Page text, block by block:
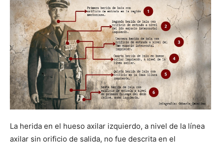
La herida en el hueso axilar izquierdo, a nivel de la línea
axilar sin orificio de salida, no fue descrita en el